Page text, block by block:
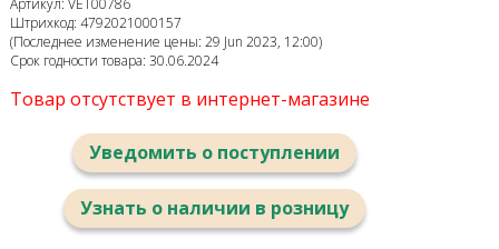
Артикул: VET00786
Штрихкод: 4792021000157
(Последнее изменение цены: 29 Jun 2023, 12:00)
Срок годности товара: 30.06.2024
Товар отсутствует в интернет-магазине
Уведомить о поступлении
Узнать о наличии в розницу